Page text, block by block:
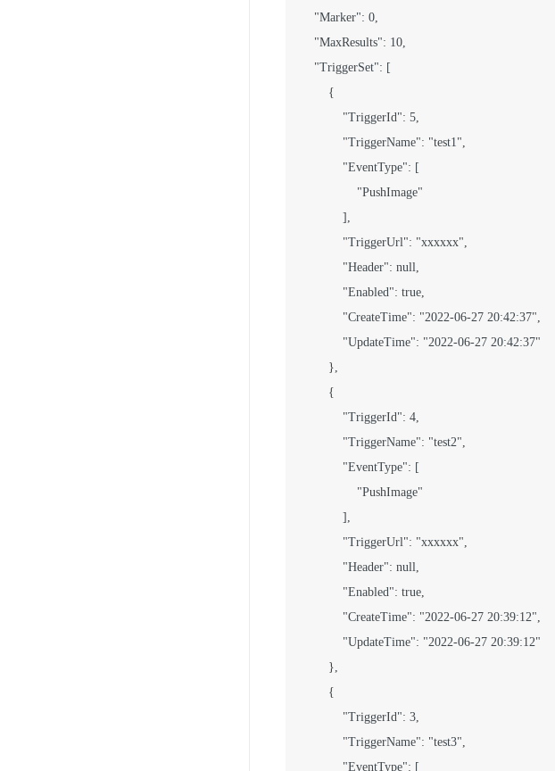
    "Marker": 0,
    "MaxResults": 10,
    "TriggerSet": [
        {
            "TriggerId": 5,
            "TriggerName": "test1",
            "EventType": [
                "PushImage"
            ],
            "TriggerUrl": "xxxxxx",
            "Header": null,
            "Enabled": true,
            "CreateTime": "2022-06-27 20:42:37",
            "UpdateTime": "2022-06-27 20:42:37"
        },
        {
            "TriggerId": 4,
            "TriggerName": "test2",
            "EventType": [
                "PushImage"
            ],
            "TriggerUrl": "xxxxxx",
            "Header": null,
            "Enabled": true,
            "CreateTime": "2022-06-27 20:39:12",
            "UpdateTime": "2022-06-27 20:39:12"
        },
        {
            "TriggerId": 3,
            "TriggerName": "test3",
            "EventType": [